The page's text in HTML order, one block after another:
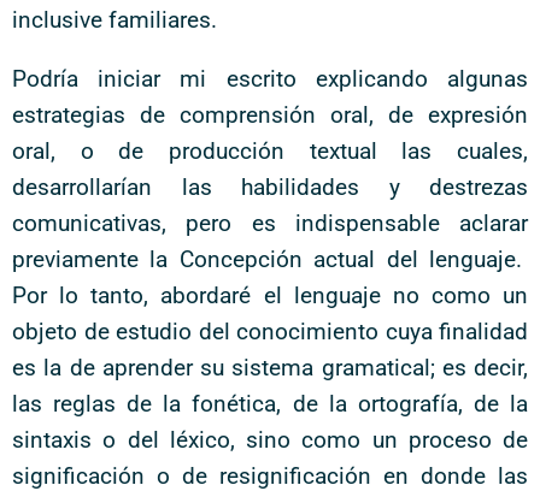
inclusive familiares.
Podría iniciar mi escrito explicando algunas
estrategias de comprensión oral, de expresión
oral, o de producción textual las cuales,
desarrollarían las habilidades y destrezas
comunicativas, pero es indispensable aclarar
previamente la Concepción actual del lenguaje.
Por lo tanto, abordaré el lenguaje no como un
objeto de estudio del conocimiento cuya finalidad
es la de aprender su sistema gramatical; es decir,
las reglas de la fonética, de la ortografía, de la
sintaxis o del léxico, sino como un proceso de
significación o de resignificación en donde las